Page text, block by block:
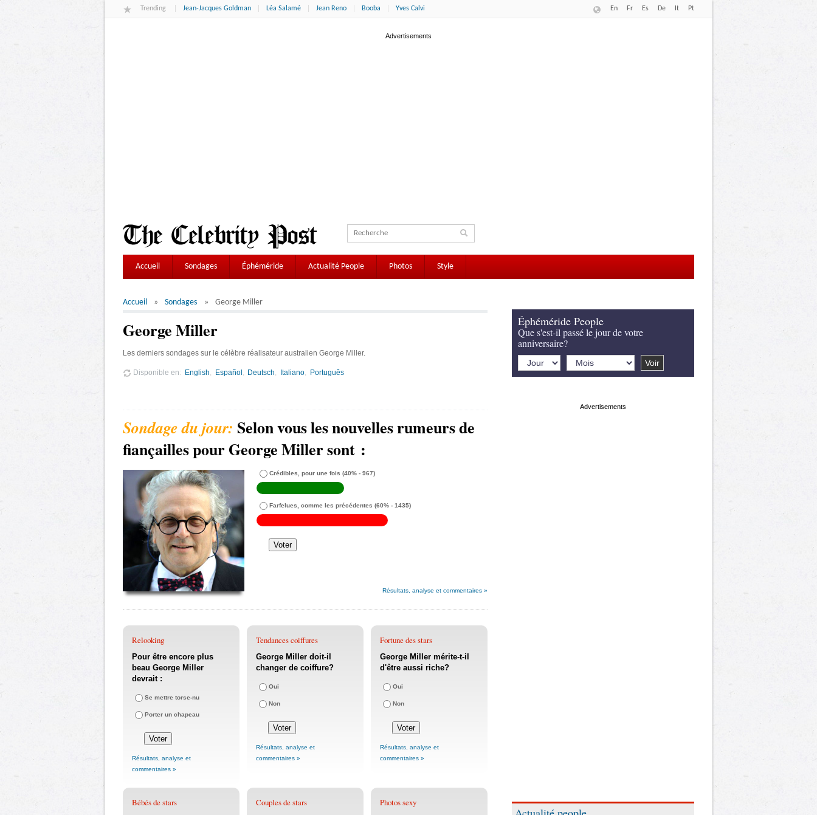
Trending Jean-Jacques Goldman Léa Salamé Jean Reno Booba Yves Calvi En Fr Es De It Pt
Accueil Sondages Éphéméride Actualité People Photos Style
Accueil Sondages George Miller
George Miller
Les derniers sondages sur le célèbre réalisateur australien George Miller.
Disponible en English Español Deutsch Italiano Português
Selon vous les nouvelles rumeurs de
fiançailles pour George Miller sont :
Crédibles, pour une fois (40% - 967)
Farfelues, comme les précédentes (60% - 1435)
Résultats, analyse et commentaires »
Relooking
Pour être encore plus
beau George Miller
devrait :
Se mettre torse-nu
Porter un chapeau
Résultats, analyse et
commentaires »
Tendances coiffures
George Miller doit-il
changer de coiffure?
Oui
Non
Résultats, analyse et
commentaires »
Fortune des stars
George Miller mérite-t-il
d'être aussi riche?
Oui
Non
Résultats, analyse et
commentaires »
Bébés de stars Couples de stars Photos sexy
Éphéméride People
Que s'est-il passé le jour de votre
anniversaire?